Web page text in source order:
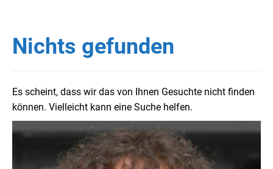
Nichts gefunden
Es scheint, dass wir das von Ihnen Gesuchte nicht finden
können. Vielleicht kann eine Suche helfen.